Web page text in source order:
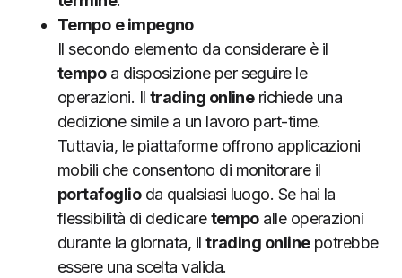
Tempo e impegno
Il secondo elemento da considerare è il
tempoa disposizione per seguire le
operazioni. Il trading onlinerichiede una
dedizione simile a un lavoro part-time.
Tuttavia, le piattaforme offrono applicazioni
mobili che consentono di monitorare il
portafoglioda qualsiasi luogo. Se hai la
flessibilità di dedicaretempoalle operazioni
durante la giornata, iltrading onlinepotrebbe
essere una scelta valida.